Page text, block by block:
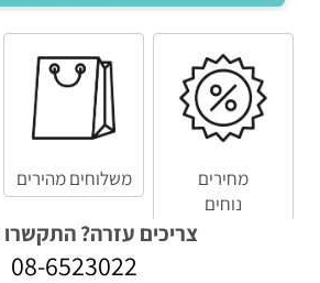
מחירים
נוחים
משלוחים מהירים
צריכים עזרה? התקשרו
08-6523022